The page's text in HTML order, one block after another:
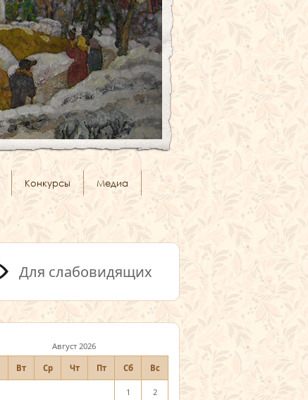
Конкурсы Медиа
Для слабовидящих
Август 2026
Вт Ср Чт Пт Сб Вс
1 2